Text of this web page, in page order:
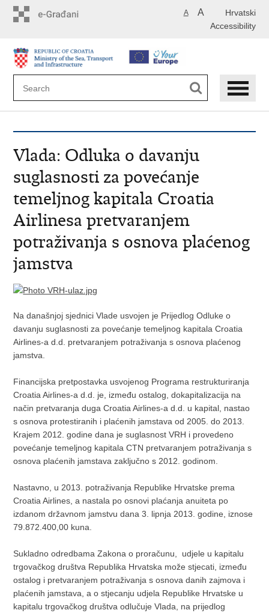
Hrvatski
A A
Accessibility
Vlada: Odluka o davanju
suglasnosti za povećanje
temeljnog kapitala Croatia
Airlinesa pretvaranjem
potraživanja s osnova plaćenog
jamstva
Na današnjoj sjednici Vlade usvojen je Prijedlog Odluke o
davanju suglasnosti za povećanje temeljnog kapitala Croatia
Airlines-a d.d. pretvaranjem potraživanja s osnova plaćenog
jamstva.
Financijska pretpostavka usvojenog Programa restrukturiranja
Croatia Airlines-a d.d. je, između ostalog, dokapitalizacija na
način pretvaranja duga Croatia Airlines-a d.d. u kapital, nastao
s osnova protestiranih i plaćenih jamstava od 2005. do 2013.
Krajem 2012. godine dana je suglasnost VRH i provedeno
povećanje temeljnog kapitala CTN pretvaranjem potraživanja s
osnova plaćenih jamstava zaključno s 2012. godinom.
Nastavno, u 2013. potraživanja Republike Hrvatske prema
Croatia Airlines, a nastala po osnovi plaćanja anuiteta po
izdanom državnom jamstvu dana 3. lipnja 2013. godine, iznose
79.872.400,00 kuna.
Sukladno odredbama Zakona o proračunu, udjele u kapitalu
trgovačkog društva Republika Hrvatska može stjecati, između
ostalog i pretvaranjem potraživanja s osnova danih zajmova i
plaćenih jamstava, a o stjecanju udjela Republike Hrvatske u
kapitalu trgovačkog društva odlučuje Vlada, na prijedlog